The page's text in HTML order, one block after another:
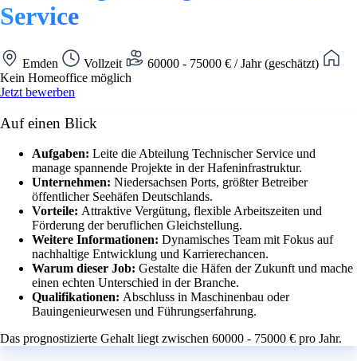
Service
Emden Vollzeit
60000 - 75000 € / Jahr (geschätzt)
Kein Homeoffice möglich
Jetzt bewerben
Auf einen Blick
Aufgaben: Leite die Abteilung Technischer Service und
manage spannende Projekte in der Hafeninfrastruktur.
Unternehmen: Niedersachsen Ports, größter Betreiber
öffentlicher Seehäfen Deutschlands.
Vorteile: Attraktive Vergütung, flexible Arbeitszeiten und
Förderung der beruflichen Gleichstellung.
Weitere Informationen: Dynamisches Team mit Fokus auf
nachhaltige Entwicklung und Karrierechancen.
Warum dieser Job: Gestalte die Häfen der Zukunft und mache
einen echten Unterschied in der Branche.
Qualifikationen: Abschluss in Maschinenbau oder
Bauingenieurwesen und Führungserfahrung.
Das prognostizierte Gehalt liegt zwischen 60000 - 75000 € pro Jahr.